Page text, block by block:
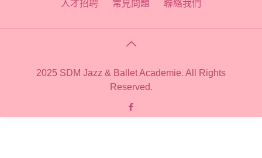
人才招聘
常見問題 聯絡我們
2025 SDM Jazz & Ballet Academie. All Rights
Reserved.